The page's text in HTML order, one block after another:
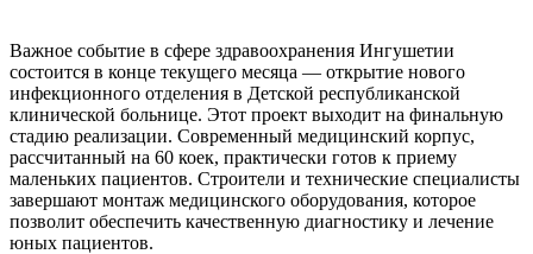
Важное событие в сфере здравоохранения Ингушетии
состоится в конце текущего месяца — открытие нового
инфекционного отделения в Детской республиканской
клинической больнице. Этот проект выходит на финальную
стадию реализации. Современный медицинский корпус,
рассчитанный на 60 коек, практически готов к приему
маленьких пациентов. Строители и технические специалисты
завершают монтаж медицинского оборудования, которое
позволит обеспечить качественную диагностику и лечение
юных пациентов.